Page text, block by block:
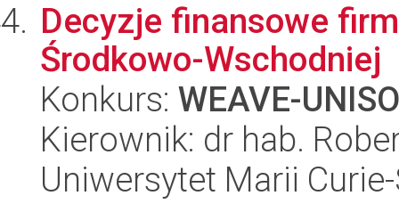
Decyzje finansowe
Środkowo-Wschodniej
Konkurs: WEAVE-
Kierownik: dr hab.
Uniwersytet Marii